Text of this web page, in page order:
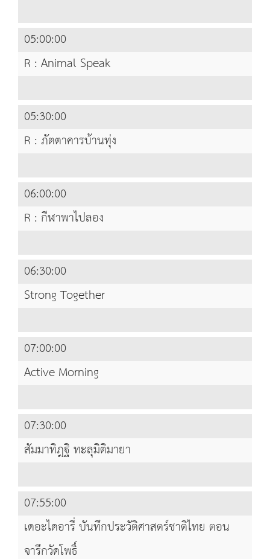
05:00:00
R : Animal Speak
05:30:00
R : ภัตตาคารบ้านทุ่ง
06:00:00
R : กีฬาพาไปลอง
06:30:00
Strong Together
07:00:00
Active Morning
07:30:00
สัมมาทิฎฐิ ทะลุมิติมายา
07:55:00
เดอะไดอารี่ บันทึกประวัติศาสตร์ชาติไทย ตอน
จารึกวัดโพธิ์